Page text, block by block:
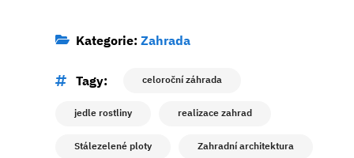
Kategorie: Zahrada
Tagy: celoroční záhrada
jedle rostliny realizace zahrad
Stálezelené ploty Zahradní architektura